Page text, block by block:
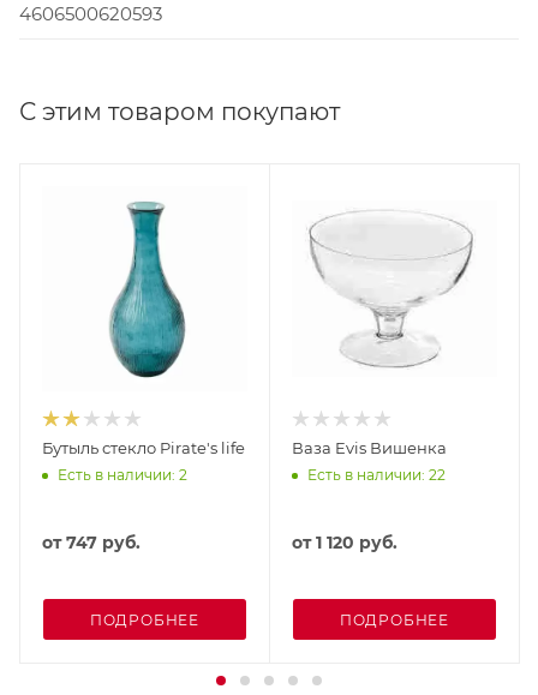
4606500620593
С этим товаром покупают
Бутыль стекло Pirate's life
Есть в наличии: 2
от747 руб.
ПОДРОБНЕЕ
Ваза Evis Вишенка
Есть в наличии: 22
от1 120 руб.
ПОДРОБНЕЕ